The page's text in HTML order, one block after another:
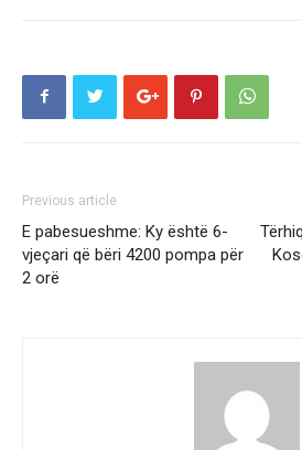
Previous article
E pabesueshme: Ky është 6-
vjeçari që bëri 4200 pompa për
2 orë